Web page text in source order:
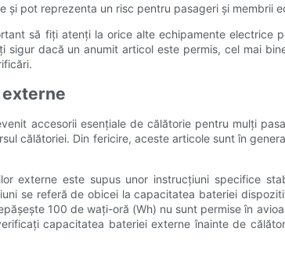
și pot reprezenta un risc pentru pasageri și membrii
să fiți atenți la orice alte echipamente electrice
sigur dacă un anumit articol este permis, cel mai
accesorii esențiale de călătorie pentru mulți
călătoriei. Din fericire, aceste articole sunt în
externe este supus unor instrucțiuni specifice
se referă de obicei la capacitatea bateriei
100 de wați-oră (Wh) nu sunt permise în
capacitatea bateriei externe înainte de